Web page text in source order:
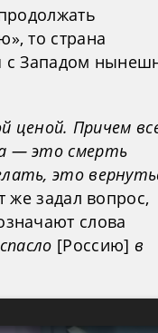
то страна
с Западом
ценой. Причем
— это смерть
это
же задал вопрос,
слова
[Россию] в